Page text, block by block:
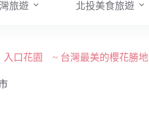
旅遊 北投美食旅遊
口花園 ~ 台灣最美的櫻花勝地